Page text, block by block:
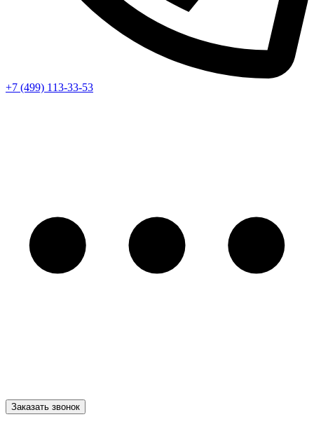
+7 (499) 113-33-53
Заказать звонок